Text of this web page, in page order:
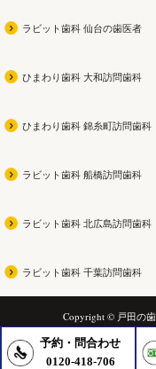
予約・問合わせ
0120-418-706
ラビット歯科 仙台の歯医者
ひまわり歯科 大和訪問歯科
ひまわり歯科 錦糸町訪問歯科
ラビット歯科 船橋訪問歯科
ラビット歯科 北広島訪問歯科
ラビット歯科 千葉訪問歯科
Copyright © 戸田の